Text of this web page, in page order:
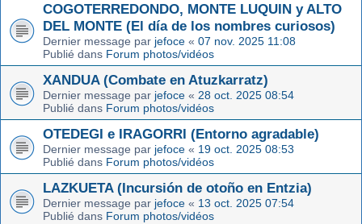
COGOTERREDONDO, MONTE LUQUIN y ALTO
DEL MONTE (El día de los nombres curiosos)
Dernier message par jefoce « 07 nov. 2025 11:08
Publié dans Forum photos/vidéos
XANDUA (Combate en Atuzkarratz)
Dernier message par jefoce « 28 oct. 2025 08:54
Publié dans Forum photos/vidéos
OTEDEGI e IRAGORRI (Entorno agradable)
Dernier message par jefoce « 19 oct. 2025 08:53
Publié dans Forum photos/vidéos
LAZKUETA (Incursión de otoño en Entzia)
Dernier message par jefoce « 13 oct. 2025 07:54
Publié dans Forum photos/vidéos